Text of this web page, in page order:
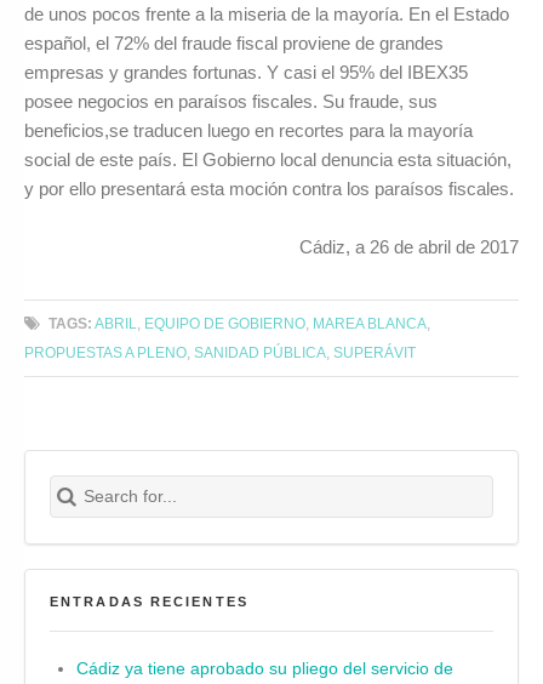
de unos pocos frente a la miseria de la mayoría. En el Estado
español, el 72% del fraude fiscal proviene de grandes
empresas y grandes fortunas. Y casi el 95% del IBEX35
posee negocios en paraísos fiscales. Su fraude, sus
beneficios,se traducen luego en recortes para la mayoría
social de este país. El Gobierno local denuncia esta situación,
y por ello presentará esta moción contra los paraísos fiscales.
Cádiz, a 26 de abril de 2017
TAGS: ABRIL EQUIPO DE GOBIERNO MAREA BLANCA
PROPUESTAS A PLENO SANIDAD PÚBLICA SUPERÁVIT
Search for:
Buscar
ENTRADAS RECIENTES
Cádiz ya tiene aprobado su pliego del servicio de